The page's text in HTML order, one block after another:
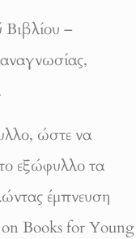
–
ώστε να
εξώφυλλο τα
έμπνευση
on Books for Young